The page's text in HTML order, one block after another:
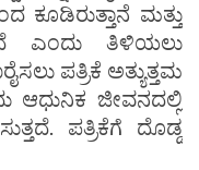
ಕೂಡಿರುತ್ತಾನೆ ಮತ್ತು
ಎಂದು ತಿಳಿಯಲು
ಪತ್ರಿಕೆ ಅತ್ಯುತ್ತಮ
ಆಧುನಿಕ ಜೀವನದಲ್ಲಿ
ಪತ್ರಿಕೆಗೆ ದೊಡ್ಡ